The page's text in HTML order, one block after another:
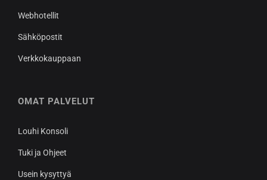
Webhotellit
Sähköpostit
Verkkokauppaan
OMAT PALVELUT
Louhi Konsoli
Tuki ja Ohjeet
Usein kysyttyä